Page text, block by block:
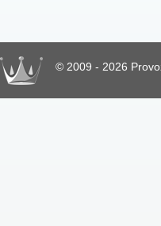
© 2009 - 2026